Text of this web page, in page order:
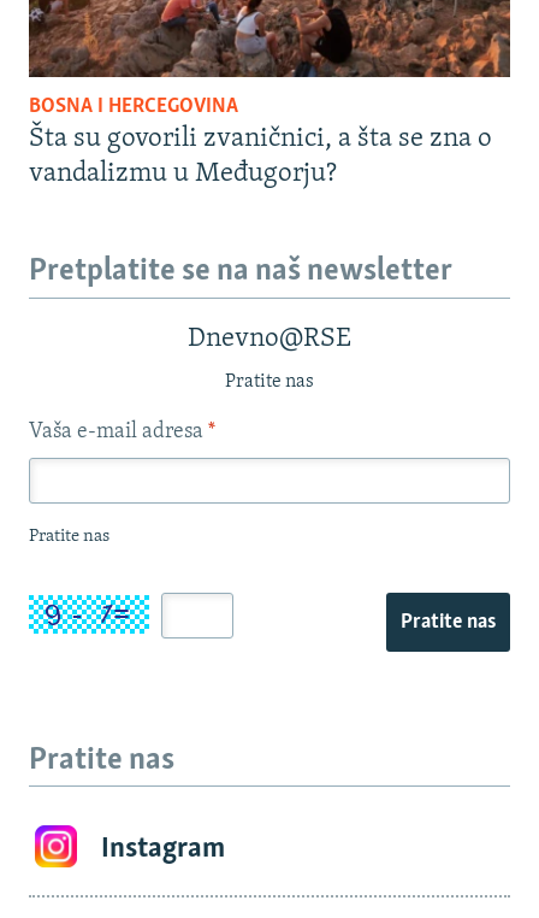
BOSNA I HERCEGOVINA
Šta su govorili zvaničnici, a šta se zna o
vandalizmu u Međugorju?
Pretplatite se na naš newsletter
Dnevno@RSE
Pratite nas
Vaša e-mail adresa *
Pratite nas
Pratite nas
Pratite nas
Instagram